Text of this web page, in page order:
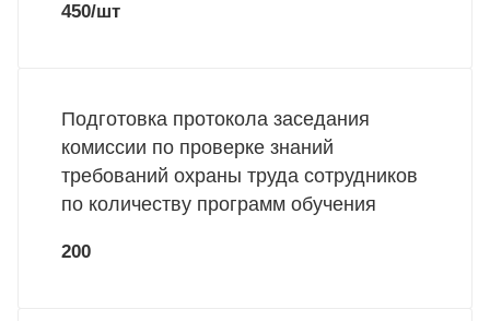
450/шт
Подготовка протокола заседания
комиссии по проверке знаний
требований охраны труда сотрудников
по количеству программ обучения
200